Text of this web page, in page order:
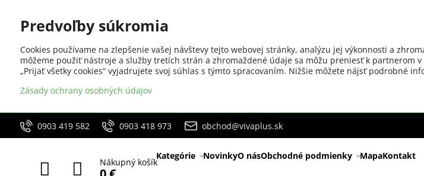
0903 419 582 0903 418 973 obchod@vivaplus.sk
Nákupný košík
Kategórie NovinkyO násObchodné podmienky MapaKontakt
Predvoľby súkromia
Cookies používame na zlepšenie vašej návštevy tejto webovej stránky, analýzu jej výkonnosti a
môžeme použiť nástroje a služby tretích strán a zhromaždené údaje sa môžu preniesť k partnerom
„Prijať všetky cookies“ vyjadrujete svoj súhlas s týmto spracovaním. Nižšie môžete nájsť podrobné
Zásady ochrany osobných údajov